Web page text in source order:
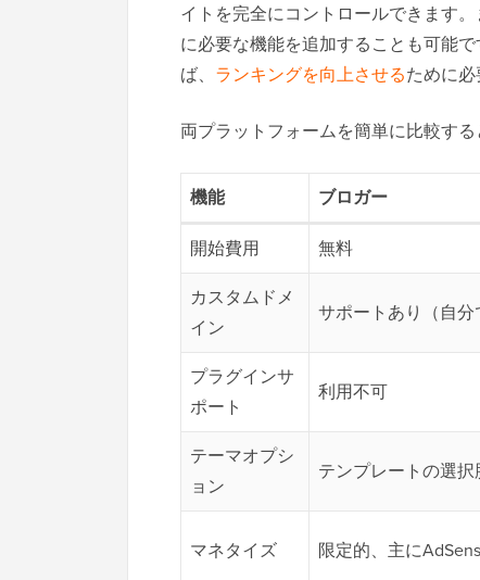
イトを完全にコントロールできます。
に必要な機能を追加することも可能
ば、 ランキングを向上させるために必
両プラットフォームを簡単に比較する
機能 ブロガー
開始費用 無料
カスタムドメ
イン
サポートあり（自分
プラグインサ
ポート
利用不可
テーマオプシ
ョン
テンプレートの選
マネタイズ 限定的、主に